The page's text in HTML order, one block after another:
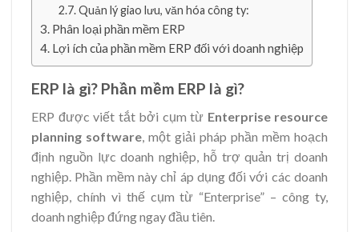
Quản lý giao lưu, văn hóa công ty:
Phân loại phần mềm ERP
Lợi ích của phần mềm ERP đối với doanh nghiệp
ERP là gì? Phần mềm ERP là gì?
ERP được viết tắt bởi cụm từ Enterprise resource
planning software, một giải pháp phần mềm hoạch
định nguồn lực doanh nghiệp, hỗ trợ quản trị doanh
nghiệp. Phần mềm này chỉ áp dụng đối với các doanh
nghiệp, chính vì thế cụm từ “Enterprise” – công ty,
doanh nghiệp đứng ngay đầu tiên.